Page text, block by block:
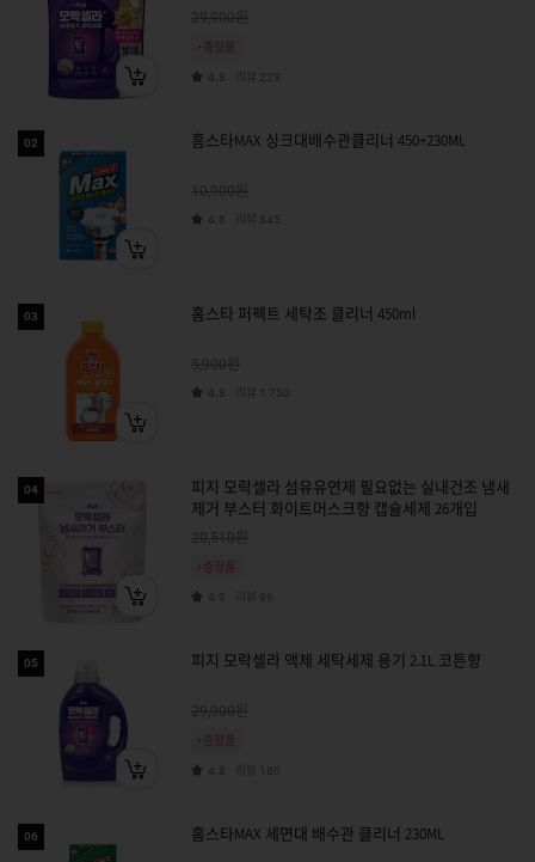
29,900원
+증정품
4.8
02 홈스타MAX 싱크대배수관클리너 450+230ML
10,900원
4.8 845
03 홈스타 퍼펙트 세탁조 클리너 450ml
5,900원
4.8 1,750
04
피지 모락셀라 섬유유연제 필요없는 실내건조 냄새
제거 부스터 화이트머스크향 캡슐세제 26개입
20,510원
+증정품
4.9 86
05 피지 모락셀라 액체 세탁세제 용기 2.1L 코튼향
29,900원
+증정품
4.8 180
06 홈스타MAX 세면대 배수관 클리너 230ML